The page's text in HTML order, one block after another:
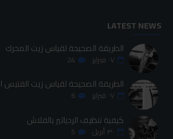
LATEST NEWS
الطريقة الصحيحة لقياس زيت المحرك
٠٧ فبراير 24
الطريقة الصحيحة لقياس زيت الفتيس
٠٧ فبراير 6
كيفية تنظيف الردياتير بالفلاش
٣٠ أبريل 5